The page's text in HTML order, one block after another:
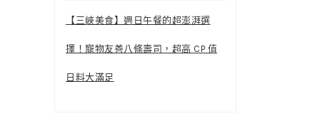
【三峽美食】週日午餐的超澎湃選
擇！寵物友善八條壽司，超高 CP 值
日料大滿足